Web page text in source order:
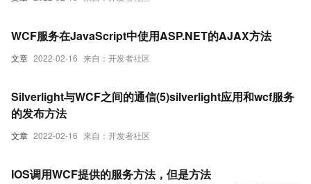
文章 2022-02-16 来自：开发者社区
WCF服务在JavaScript中使用ASP.NET的AJAX方法
文章 2022-02-16 来自：开发者社区
Silverlight与WCF之间的通信(5)silverlight应用和wcf服务
的发布方法
IOS调用WCF提供的服务方法，但是方法